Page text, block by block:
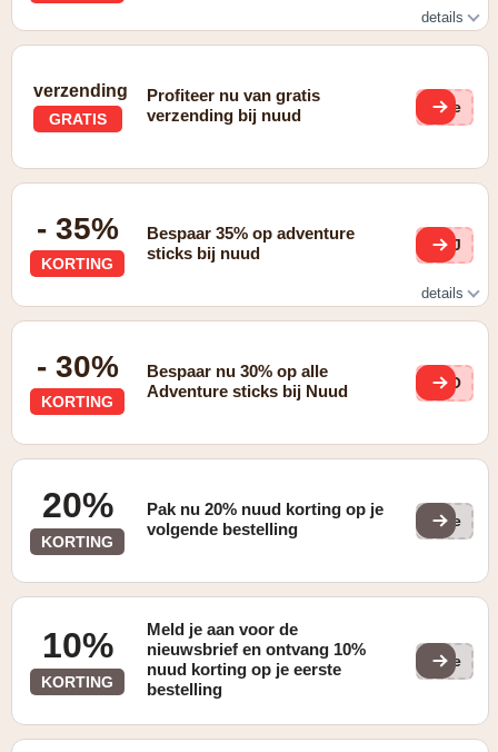
details
verzending
GRATIS
Profiteer nu van gratis
verzending bij nuud
(ge
- 35%
KORTING
Bespaar 35% op adventure
sticks bij nuud
aUJ
details
- 30%
KORTING
Bespaar nu 30% op alle
Adventure sticks bij Nuud
OEO
20%
KORTING
Pak nu 20% nuud korting op je
volgende bestelling
(ge
10%
KORTING
Meld je aan voor de
nieuwsbrief en ontvang 10%
nuud korting op je eerste
bestelling
(ge